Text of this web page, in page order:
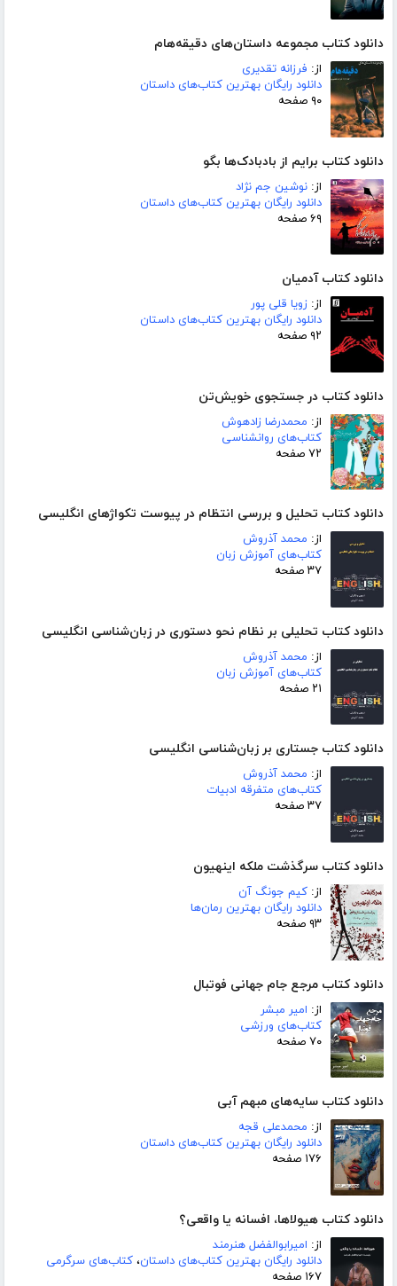
دانلود کتاب مجموعه داستان‌های دقیقه‌هام
از: فرزانه تقدیری
دانلود رایگان بهترین کتاب‌های داستان
۹۰ صفحه
دانلود کتاب برایم از بادبادک‌ها بگو
از: نوشین جم نژاد
دانلود رایگان بهترین کتاب‌های داستان
۶۹ صفحه
دانلود کتاب آدمیان
از: زویا قلی پور
دانلود رایگان بهترین کتاب‌های داستان
۹۲ صفحه
دانلود کتاب در جستجوی خویش‌تن
از: محمدرضا زادهوش
کتاب‌های روانشناسی
۷۲ صفحه
دانلود کتاب تحلیل و بررسی انتظام در پیوست تکواژهای انگلیسی
از: محمد آذروش
کتاب‌های آموزش زبان
۳۷ صفحه
دانلود کتاب تحلیلی بر نظام نحو دستوری در زبان‌شناسی انگلیسی
از: محمد آذروش
کتاب‌های آموزش زبان
۲۱ صفحه
دانلود کتاب جستاری بر زبان‌شناسی انگلیسی
از: محمد آذروش
کتاب‌های متفرقه ادبیات
۳۷ صفحه
دانلود کتاب سرگذشت ملکه اینهیون
از: کیم جونگ آن
دانلود رایگان بهترین رمان‌ها
۹۳ صفحه
دانلود کتاب مرجع جام جهانی فوتبال
از: امیر مبشر
کتاب‌های ورزشی
۷۰ صفحه
دانلود کتاب سایه‌های مبهم آبی
از: محمدعلی قجه
دانلود رایگان بهترین کتاب‌های داستان
۱۷۶ صفحه
دانلود کتاب هیولاها، افسانه یا واقعی؟
از: امیرابوالفضل هنرمند
دانلود رایگان بهترین کتاب‌های داستان، کتاب‌های سرگرمی
۱۶۷ صفحه